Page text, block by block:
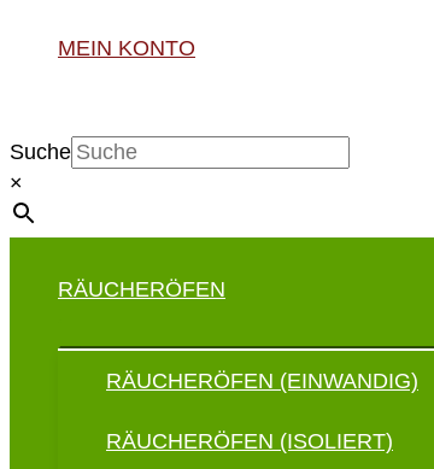
MEIN KONTO
Suche
×
RÄUCHERÖFEN
RÄUCHERÖFEN (EINWANDIG)
RÄUCHERÖFEN (ISOLIERT)